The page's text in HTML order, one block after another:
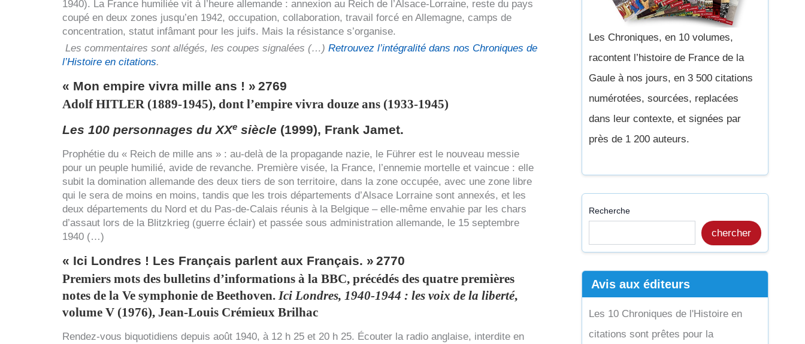
1940). La France humiliée vit à l’heure allemande : annexion au Reich de l’Alsace-Lorraine, reste du pays
coupé en deux zones jusqu’en 1942, occupation, collaboration, travail forcé en Allemagne, camps de
concentration, statut infâmant pour les juifs. Mais la résistance s’organise.
Les commentaires sont allégés, les coupes signalées (…) Retrouvez l’intégralité dans nos Chroniques de
l’Histoire en citations.
« Mon empire vivra mille ans ! » 2769
AdolfHITLER (1889-1945), dont l’empire vivra douze ans (1933-1945)
Les 100 personnages du XXesiècle (1999), Frank Jamet.
Prophétie du « Reich de mille ans » : au-delà de la propagande nazie, le Führer est le nouveau messie
pour un peuple humilié, avide de revanche. Première visée, la France, l’ennemie mortelle et vaincue : elle
subit la domination allemande des deux tiers de son territoire, dans la zone occupée, avec une zone libre
qui le sera de moins en moins, tandis que les trois départements d’Alsace Lorraine sont annexés, et les
deux départements du Nord et du Pas-de-Calais réunis à la Belgique – elle-même envahie par les chars
d’assaut lors de la Blitzkrieg (guerre éclair) et passée sous administration allemande, le 15 septembre
1940 (…)
« Ici Londres ! Les Français parlent aux Français. » 2770
Premiers mots des bulletins d’informations à la BBC, précédés des quatre premières
notes de la Ve symphonie de Beethoven.Ici Londres, 1940-1944 : les voix de la liberté,
volume V (1976), Jean-Louis Crémieux Brilhac
Rendez-vous biquotidiens depuis août 1940, à 12 h 25 et 20 h 25. Écouter la radio anglaise, interdite en
Les Chroniques, en 10 volumes,
racontent l’histoire de France de la
Gaule à nos jours, en 3 500 citations
numérotées, sourcées, replacées
dans leur contexte, et signées par
près de 1 200 auteurs.
Recherche
chercher
Avis aux éditeurs
Les 10 Chroniques de l'Histoire en
citations sont prêtes pour la